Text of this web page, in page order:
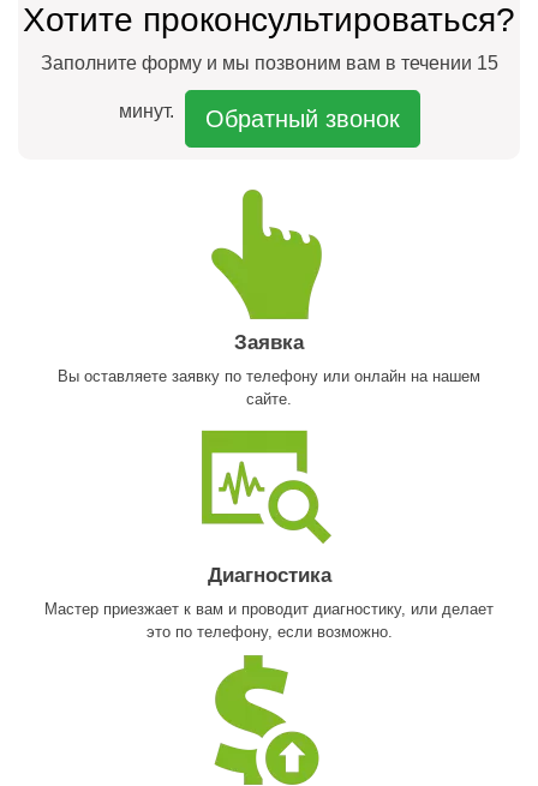
Хотите проконсультироваться?
Заполните форму и мы позвоним вам в течении 15
минут. Обратный звонок
Заявка
Вы оставляете заявку по телефону или онлайн на нашем
сайте.
Диагностика
Мастер приезжает к вам и проводит диагностику, или делает
это по телефону, если возможно.